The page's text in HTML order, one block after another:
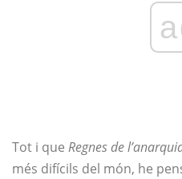
Tot i que Regnes de
més difícils del món, he